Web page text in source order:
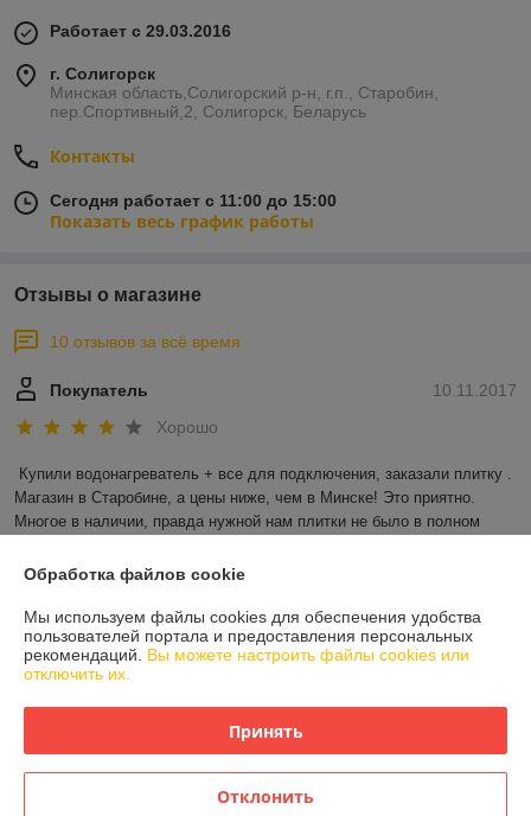
Работает с 29.03.2016
г. Солигорск
Минская область,Солигорский р-н, г.п., Старобин,
пер.Спортивный,2, Солигорск, Беларусь
Контакты
Сегодня работает с 11:00 до 15:00
Показать весь график работы
Отзывы о магазине
10 отзывов за всё время
10.11.2017
Покупатель
Хорошо
Купили водонагреватель + все для подключения, заказали плитку .
Магазин в Старобине, а цены ниже, чем в Минске! Это приятно.
Многое в наличии, правда нужной нам плитки не было в полном
08.11.2017
Отлично
Проконсультировали грамотно, дали рассрочку! Заодно купил еще
насос и весь набор для монтажа: трубы краны и прочее. Спасибо!
Показать все отзывы
Обработка файлов cookie
Мы используем файлы cookies для обеспечения удобства
пользователей портала и предоставления персональных
рекомендаций. Вы можете настроить файлы cookies или
отключить их.
Принять
Отклонить